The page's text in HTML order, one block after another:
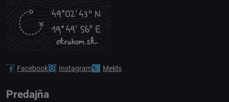
Facebook Instagram Melds
Predajňa